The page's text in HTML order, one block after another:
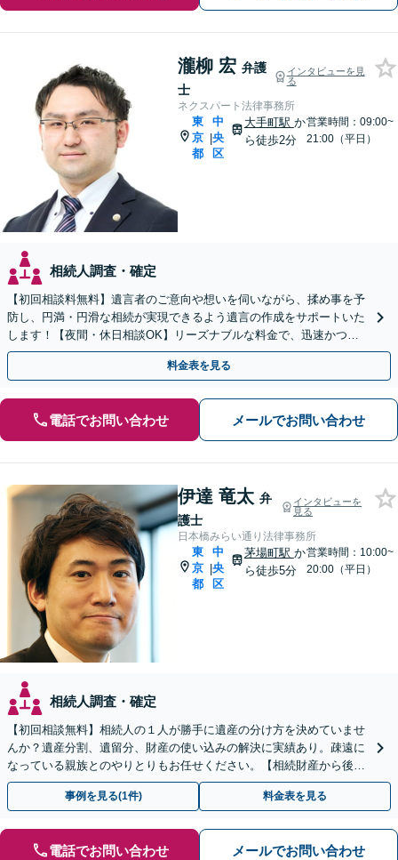
瀧柳 宏 弁護
士
インタビューを見
る
ネクスパート法律事務所
東
京
都
|
中
央
区
大手町駅 か
ら徒歩2分
営業時間：09:00~
21:00（平日）
相続人調査・確定
【初回相談料無料】遺言者のご意向や想いを伺いながら、揉め事を予
防し、円満・円滑な相続が実現できるよう遺言の作成をサポートいた
します！【夜間・休日相談OK】リーズナブルな料金で、迅速かつス
ピーディーにまごころを持って対応させて頂きます。
料金表を見る
電話でお問い合わせ メールでお問い合わせ
伊達 竜太 弁
護士
インタビューを
見る
日本橋みらい通り法律事務所
東
京
都
|
中
央
区
茅場町駅 か
ら徒歩5分
営業時間：10:00~
20:00（平日）
相続人調査・確定
【初回相談無料】相続人の１人が勝手に遺産の分け方を決めていませ
んか？遺産分割、遺留分、財産の使い込みの解決に実績あり。疎遠に
なっている親族とのやりとりもお任せください。【相続財産から後払
い可】費用を理由に諦めないでください。【茅場町駅3分】
事例を見る(1件) 料金表を見る
電話でお問い合わせ メールでお問い合わせ